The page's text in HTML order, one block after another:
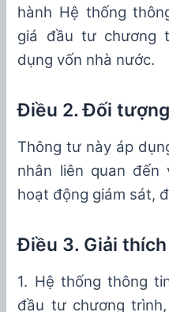
hành Hệ thống
giá đầu tư chương
dụng vốn nhà nước.
Điều 2. Đối
Thông tư này áp
nhân liên quan
hoạt động giám sát,
Điều 3. Giải
1. Hệ thống thông
đầu tư chương